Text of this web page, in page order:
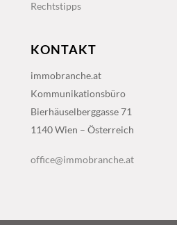
Rechtstipps
KONTAKT
immobranche.at
Kommunikationsbüro
Bierhäuselberggasse 71
1140 Wien – Österreich
office@immobranche.at